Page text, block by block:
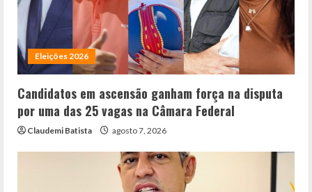
Eleições 2026
Candidatos em ascensão ganham força na disputa
por uma das 25 vagas na Câmara Federal
Claudemi Batista agosto 7, 2026